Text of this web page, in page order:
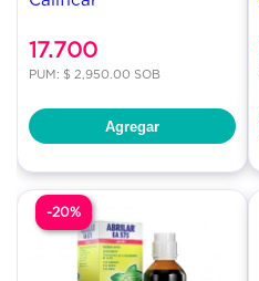
17.700
PUM: $ 2,950.00 SOB
Agregar
-20%